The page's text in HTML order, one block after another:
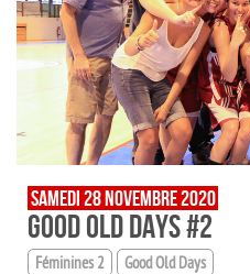
SAMEDI 28 NOVEMBRE 2020
GOOD OLD DAYS #2
Féminines 2 Good Old Days